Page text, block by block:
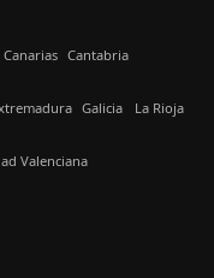
Canarias Cantabria
Galicia La Rioja
Valenciana